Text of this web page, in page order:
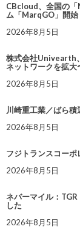
CBcloud、全国の「
ム「MarqGO」開始
2026年8月5日
株式会社Univearth
ネットワークを拡大
2026年8月5日
川崎重工業／ばら
2026年8月5日
フジトランスコー
2026年8月5日
ネバーマイル：
した
2026年8月5日